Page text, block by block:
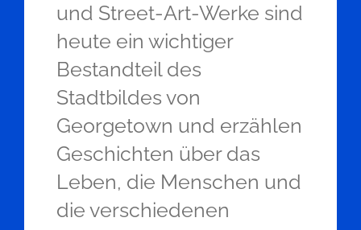
und Street-Art-Werke sind
heute ein wichtiger
Bestandteil des
Stadtbildes von
Georgetown und erzählen
Geschichten über das
Leben, die Menschen und
die verschiedenen